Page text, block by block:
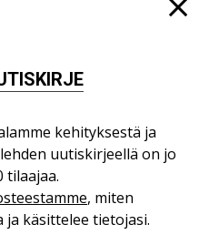
(TAMK)
kehityksestä ja
uutiskirjeellä on jo
tilaajaa.
, miten
käsittelee tietojasi.